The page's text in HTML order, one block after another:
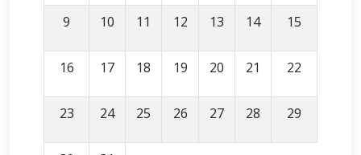
9 10 11 12 13 14 15
16 17 18 19 20 21 22
23 24 25 26 27 28 29